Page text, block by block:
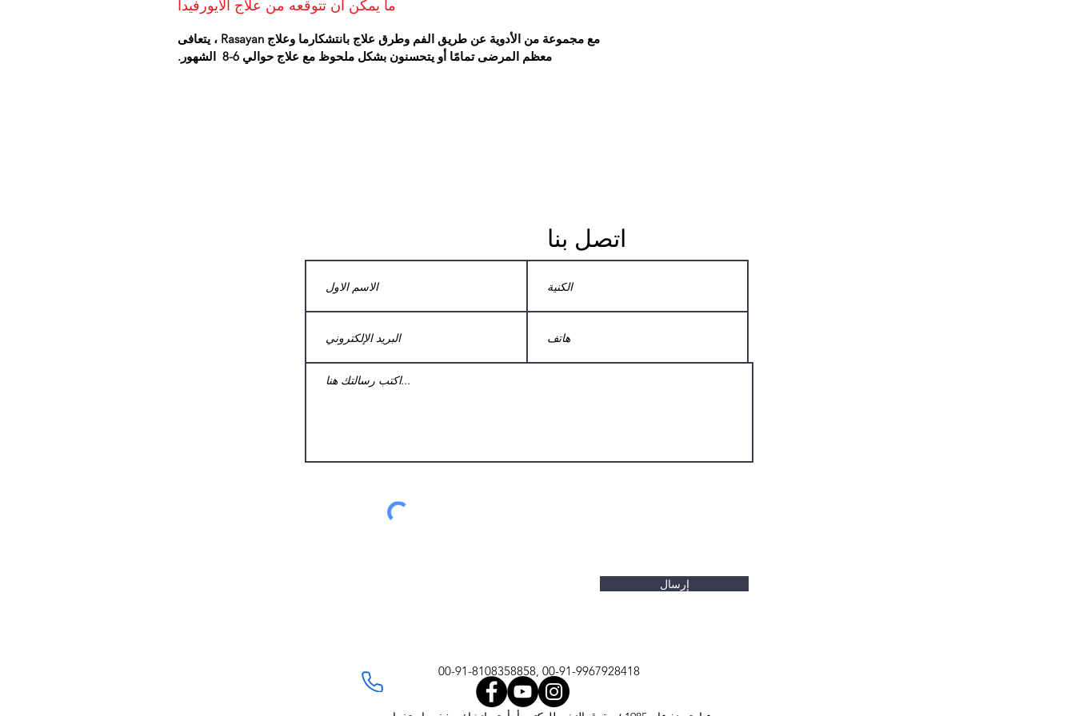
ما يمكن أن تتوقعه من علاج الايورفيدا
مع مجموعة من الأدوية عن طريق الفم وطرق علاج بانتشكارما وعلاج Rasayan ، يتعافى
معظم المرضى تمامًا أو يتحسنون بشكل ملحوظ مع علاج حوالي 6-8 الشهور.
اتصل بنا
إرسال
00-91-8108358858, 00-91-9967928418